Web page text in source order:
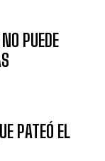
PUEDE
PATEÓ EL